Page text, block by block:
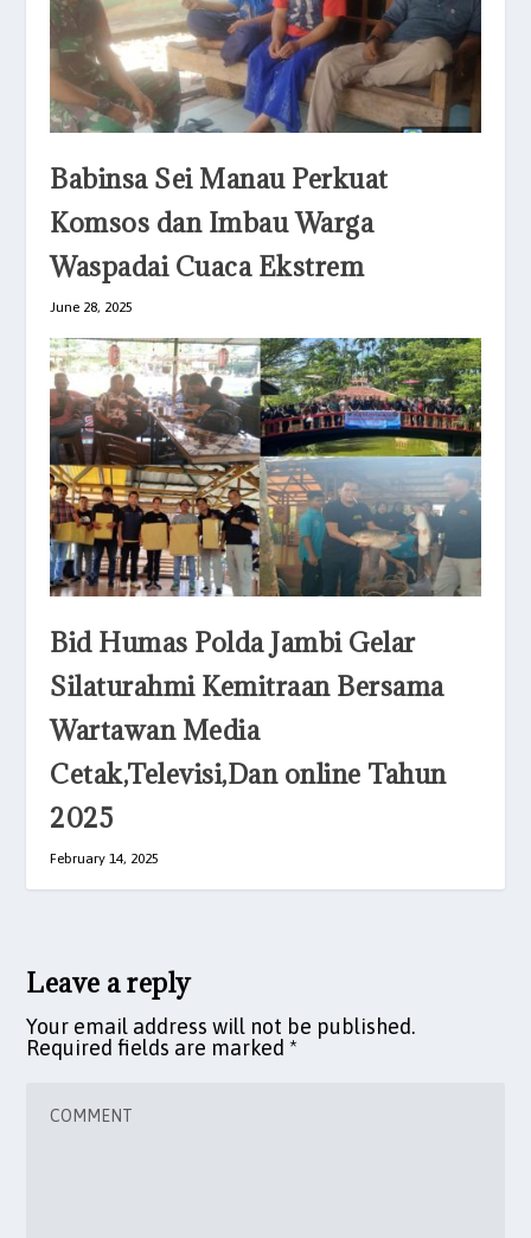
Babinsa Sei Manau Perkuat
Komsos dan Imbau Warga
Waspadai Cuaca Ekstrem
June 28, 2025
Bid Humas Polda Jambi Gelar
Silaturahmi Kemitraan Bersama
Wartawan Media
Cetak,Televisi,Dan online Tahun
2025
February 14, 2025
Leave a reply
Your email address will not be published.
Required fields are marked *